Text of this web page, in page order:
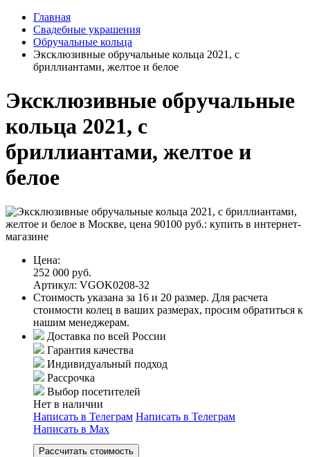
Главная
Свадебные украшения
Обручальные кольца
Эксклюзивные обручальные кольца 2021, с
бриллиантами, желтое и белое
Эксклюзивные обручальные
кольца 2021, с
бриллиантами, желтое и
белое
Цена:
252 000 руб.
Артикул: VGOK0208-32
Стоимость указана за 16 и 20 размер. Для расчета
стоимости колец в ваших размерах, просим обратиться к
нашим менеджерам.
Доставка по всей России
Гарантия качества
Индивидуальный подход
Рассрочка
Выбор посетителей
Нет в наличии
Написать в Телеграм Написать в Телеграм
Написать в Мах
Рассчитать стоимость